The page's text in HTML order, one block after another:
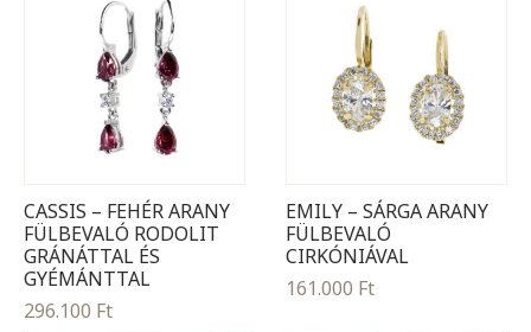
CASSIS – FEHÉR ARANY
FÜLBEVALÓ RODOLIT
GRÁNÁTTAL ÉS
GYÉMÁNTTAL
296.100 Ft
EMILY – SÁRGA ARANY
FÜLBEVALÓ
CIRKÓNIÁVAL
161.000 Ft